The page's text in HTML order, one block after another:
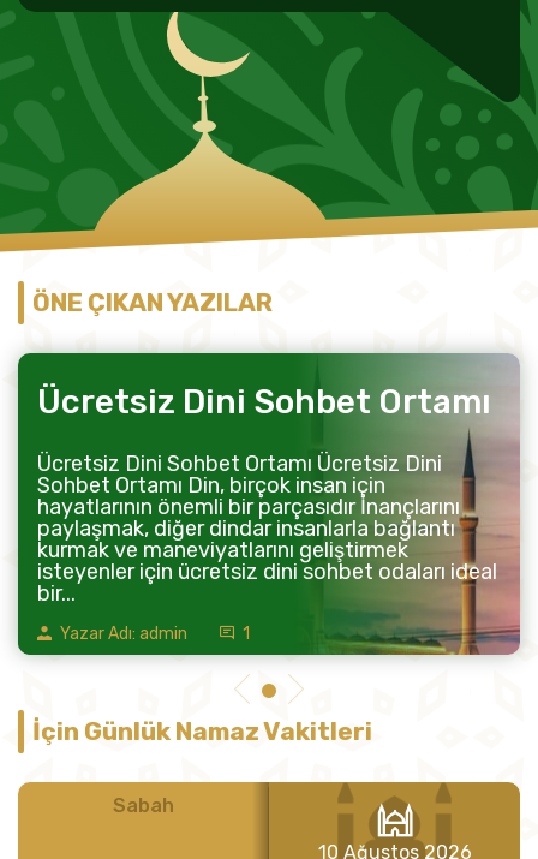
ÖNE ÇIKAN YAZILAR
Ücretsiz Dini Sohbet Ortamı
Ücretsiz Dini Sohbet Ortamı Ücretsiz Dini
Sohbet Ortamı Din, birçok insan için
hayatlarının önemli bir parçasıdır İnançlarını
paylaşmak, diğer dindar insanlarla bağlantı
kurmak ve maneviyatlarını geliştirmek
isteyenler için ücretsiz dini sohbet odaları ideal
bir...
Yazar Adı: admin 1
İçin Günlük Namaz Vakitleri
Sabah Öğle
10 Ağustos 2026